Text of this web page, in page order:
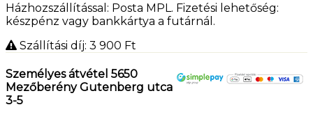
Házhozszállítással: Posta MPL. Fizetési lehetőség:
készpénz vagy bankkártya a futárnál.
Szállítási díj: 3 900 Ft
Személyes átvétel 5650
Mezőberény Gutenberg utca
3-5